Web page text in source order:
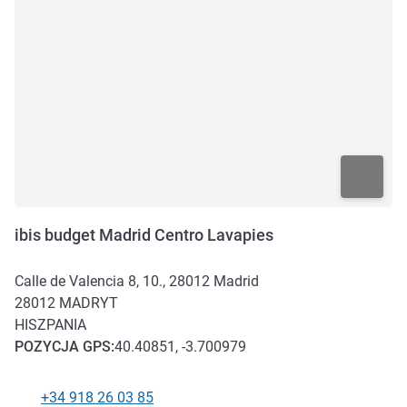
ibis budget Madrid Centro Lavapies
Calle de Valencia 8, 10., 28012 Madrid
28012 MADRYT
HISZPANIA
POZYCJA GPS:40.40851, -3.700979
+34 918 26 03 85